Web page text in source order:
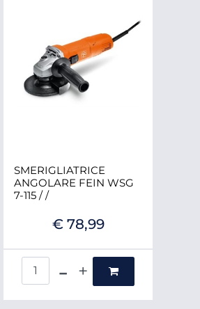
SMERIGLIATRICE
ANGOLARE FEIN WSG
7-115 / /
€ 78,99